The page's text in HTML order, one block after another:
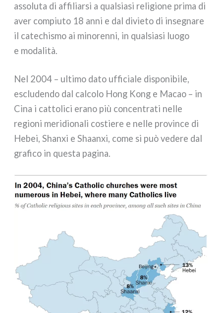
asso­lu­ta di affi­liar­si a qual­sia­si reli­gio­ne pri­ma di
aver com­piu­to 18 anni e dal divie­to di inse­gna­re
il cate­chi­smo ai mino­ren­ni, in qual­sia­si luo­go
e moda­li­tà.
Nel 2004 – ulti­mo dato uffi­cia­le dispo­ni­bi­le,
esclu­den­do dal cal­co­lo Hong Kong e Macao – in
Cina i cat­to­li­ci era­no più con­cen­tra­ti nel­le
regio­ni meri­dio­na­li costie­re e nel­le pro­vin­ce di
Hebei, Shanxi e Shaanxi, come si può vede­re dal
gra­fi­co in que­sta pagi­na.